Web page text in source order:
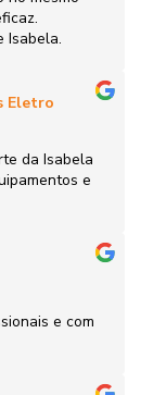
Isabela.
Eletro
da Isabela
e
e com